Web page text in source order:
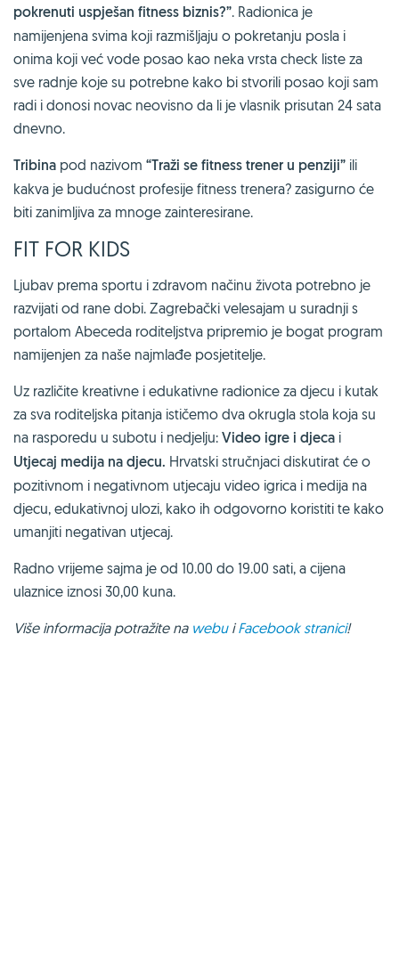
pokrenuti uspješan fitness biznis?”. Radionica je
namijenjena svima koji razmišljaju o pokretanju posla i
onima koji već vode posao kao neka vrsta check liste za
sve radnje koje su potrebne kako bi stvorili posao koji sam
radi i donosi novac neovisno da li je vlasnik prisutan 24 sata
dnevno.
Tribina pod nazivom “Traži se fitness trener u penziji” ili
kakva je budućnost profesije fitness trenera? zasigurno će
biti zanimljiva za mnoge zainteresirane.
FIT FOR KIDS
Ljubav prema sportu i zdravom načinu života potrebno je
razvijati od rane dobi. Zagrebački velesajam u suradnji s
portalom Abeceda roditeljstva pripremio je bogat program
namijenjen za naše najmlađe posjetitelje.
Uz različite kreativne i edukativne radionice za djecu i kutak
za sva roditeljska pitanja ističemo dva okrugla stola koja su
na rasporedu u subotu i nedjelju: Video igre i djeca i
Utjecaj medija na djecu. Hrvatski stručnjaci diskutirat će o
pozitivnom i negativnom utjecaju video igrica i medija na
djecu, edukativnoj ulozi, kako ih odgovorno koristiti te kako
umanjiti negativan utjecaj.
Radno vrijeme sajma je od 10.00 do 19.00 sati, a cijena
ulaznice iznosi 30,00 kuna.
Više informacija potražite na webuiFacebook stranici!